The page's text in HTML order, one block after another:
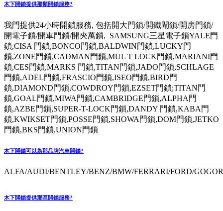
木下開鎖提供那類開鎖服務?
我門提供24小時開鎖服務, 包括開大門鎖/開鐵閘鎖/開房門鎖/
開電子鎖/開車門鎖/開夾萬鎖, SAMSUNG三星電子鎖YALE門
鎖,CISA 門鎖,BONCO門鎖,BALDWIN門鎖,LUCKY門
鎖,ZONE門鎖,CADMAN門鎖,MUL T LOCK門鎖,MARIANI門
鎖,CES門鎖,MARKS 門鎖,TITAN門鎖,JADO門鎖,SCHLAGE
門鎖,ADEL門鎖,FRASCIO門鎖,ISEO門鎖,BIRD門
鎖,DIAMOND門鎖,COWDROY門鎖,EZSET門鎖;TITAN門
鎖,GOAL門鎖,MIWA門鎖,CAMBRIDGE門鎖,ALPHA門
鎖,AZBE門鎖,SUPER-T-LOCK門鎖,DANDY 門鎖,KABA門
鎖,KWIKSET門鎖,POSSE門鎖,SHOWA門鎖,DOM門鎖,JETKO
門鎖,BKS門鎖,UNION門鎖
木下開鎖可以為那品牌汽車開鎖?
ALFA/AUDI/BENTLEY/BENZ/BMW/FERRARI/FORD/
木下開鎖提供那區開鎖服務?